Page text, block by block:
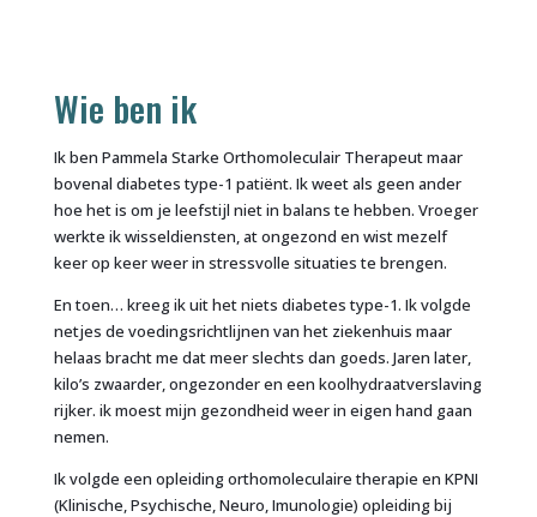
Wie ben ik
Ik ben Pammela Starke Orthomoleculair Therapeut maar
bovenal diabetes type-1 patiënt. Ik weet als geen ander
hoe het is om je leefstijl niet in balans te hebben. Vroeger
werkte ik wisseldiensten, at ongezond en wist mezelf
keer op keer weer in stressvolle situaties te brengen.
En toen… kreeg ik uit het niets diabetes type-1. Ik volgde
netjes de voedingsrichtlijnen van het ziekenhuis maar
helaas bracht me dat meer slechts dan goeds. Jaren later,
kilo’s zwaarder, ongezonder en een koolhydraatverslaving
rijker. ik moest mijn gezondheid weer in eigen hand gaan
nemen.
Ik volgde een opleiding orthomoleculaire therapie en KPNI
(Klinische, Psychische, Neuro, Imunologie) opleiding bij